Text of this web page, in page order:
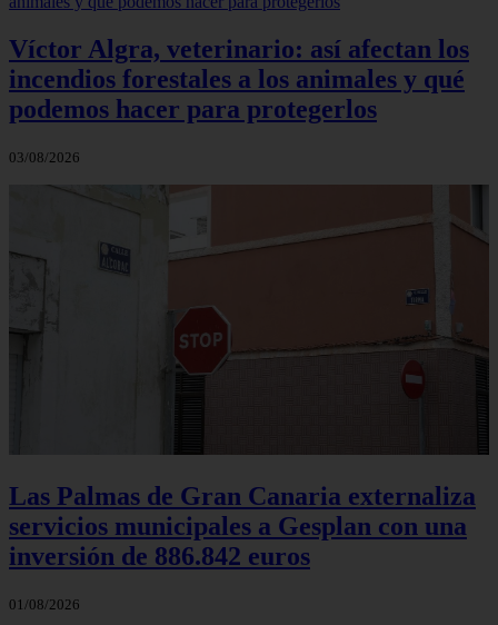
Víctor Algra, veterinario: así afectan los
incendios forestales a los animales y qué
podemos hacer para protegerlos
03/08/2026
Las Palmas de Gran Canaria externaliza
servicios municipales a Gesplan con una
inversión de 886.842 euros
01/08/2026